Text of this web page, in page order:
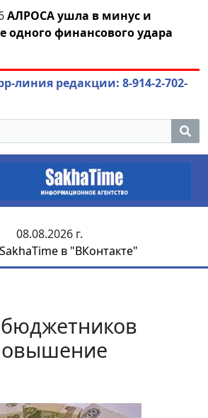
АЛРОСА ушла в минус и
одного финансового удара
линия редакции: 8-914-2-702-
08.08.2026 г.
в "ВКонтакте"